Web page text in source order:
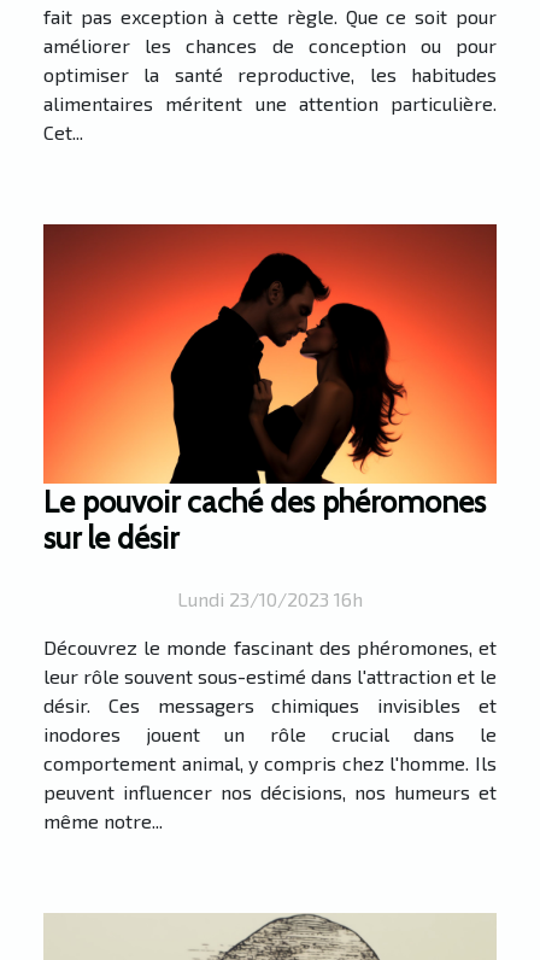
fait pas exception à cette règle. Que ce soit pour
améliorer les chances de conception ou pour
optimiser la santé reproductive, les habitudes
alimentaires méritent une attention particulière.
Cet...
Le pouvoir caché des phéromones
sur le désir
Lundi 23/10/2023 16h
Découvrez le monde fascinant des phéromones, et
leur rôle souvent sous-estimé dans l'attraction et le
désir. Ces messagers chimiques invisibles et
inodores jouent un rôle crucial dans le
comportement animal, y compris chez l'homme. Ils
peuvent influencer nos décisions, nos humeurs et
même notre...